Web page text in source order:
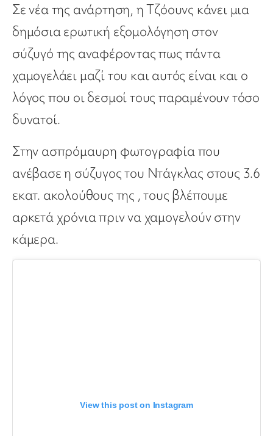
Σε νέα της ανάρτηση, η Τζόουνς κάνει μια
δημόσια ερωτική εξομολόγηση στον
σύζυγό της αναφέροντας πως πάντα
χαμογελάει μαζί του και αυτός είναι και ο
λόγος που οι δεσμοί τους παραμένουν τόσο
δυνατοί.
Στην ασπρόμαυρη φωτογραφία που
ανέβασε η σύζυγος του Ντάγκλας στους 3.6
εκατ. ακολούθους της , τους βλέπουμε
αρκετά χρόνια πριν να χαμογελούν στην
κάμερα.
View this post on Instagram